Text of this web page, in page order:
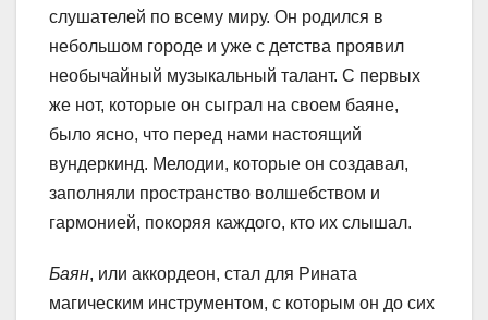
слушателей по всему миру. Он родился в
небольшом городе и уже с детства проявил
необычайный музыкальный талант. С первых
же нот, которые он сыграл на своем баяне,
было ясно, что перед нами настоящий
вундеркинд. Мелодии, которые он создавал,
заполняли пространство волшебством и
гармонией, покоряя каждого, кто их слышал.
Баян, или аккордеон, стал для Рината
магическим инструментом, с которым он до сих